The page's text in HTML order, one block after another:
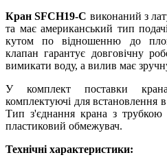
Кран SFCH19-C виконаний з
та має американський тип
кутом по відношенню до
клапан гарантує довговічну
вимикати воду, а вилив має
У комплект поставки
комплектуючі для встановлення
Тип з'єднання крана з трубкою
пластиковий обмежувач.
Технічні характеристики: